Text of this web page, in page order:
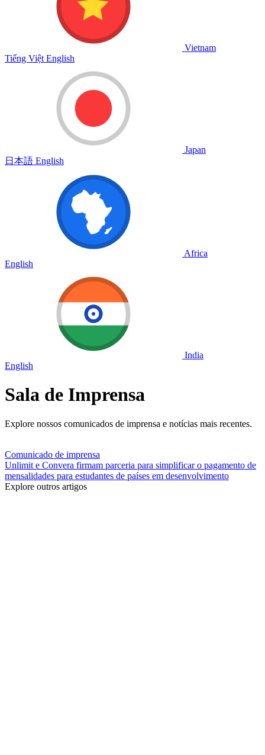
Vietnam
Tiếng Việt English
Japan
日本語 English
Africa
English
India
English
Sala de Imprensa
Explore nossos comunicados de imprensa e notícias mais recentes.
Comunicado de imprensa
Unlimit e Convera firmam parceria para simplificar o pagamento de
mensalidades para estudantes de países em desenvolvimento
Explore outros artigos